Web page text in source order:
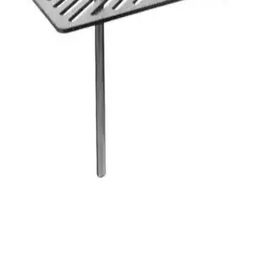
Gajoon Mangal Baharatları Seti Doğal ve Aromatik
Lezzet İçin Uygun Bir Seçenek
Gajoon Mangal Baharatları Seti, doğal ve taze içerikleriyle mangal
zevkine uygundur, yüksek müşteri memnuniyeti ile öne çıkar.
Bir Kilo Pirzola Kaç Adet Olur? Pirzola Satın Alma
Pirzola, genellikle 250-300 gram arasında satılır. Bir kilo pirzola
yaklaşık 3-4 adet olur. Kalınlık ve kesim şekline göre değişiklik
gösterir, tazelik ve kaliteye dikkat edin.
Hakkında Detaylı Bilgi